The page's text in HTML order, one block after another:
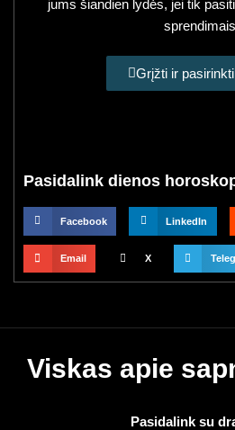
jums šiandien lydės, jei tik
Grįžti ir
Pasidalink dienos
Facebook LinkedIn
Email X
Viskas apie
Pasidalink su